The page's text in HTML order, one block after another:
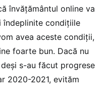
învățământul online va
condițiile
avea aceste condiții,
foarte bun. Dacă nu
s-au făcut progrese
2020-2021, evităm